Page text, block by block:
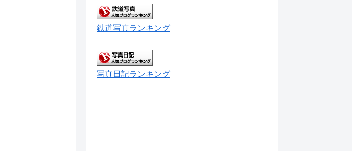
鉄道写真ランキング
写真日記ランキング